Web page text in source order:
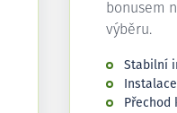
bonusem
výběru.
Stabilní
Přechod